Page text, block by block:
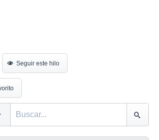
Seguir este hilo